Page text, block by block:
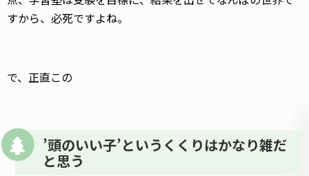
すから、必死ですよね。
で、正直この
’頭のいい子’というくくりはかなり雑だ
と思う